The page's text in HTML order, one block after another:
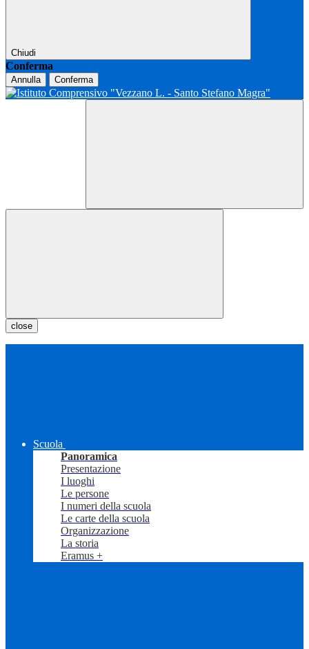
Chiudi
Conferma
Annulla Conferma
close
Scuola
Panoramica
Presentazione
I luoghi
Le persone
I numeri della scuola
Le carte della scuola
Organizzazione
La storia
Eramus +